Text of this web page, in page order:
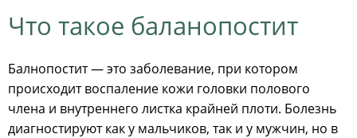
Что такое баланопостит
Балнопостит — это заболевание, при котором
происходит воспаление кожи головки полового
члена и внутреннего листка крайней плоти. Болезнь
диагностируют как у мальчиков, так и у мужчин, но в